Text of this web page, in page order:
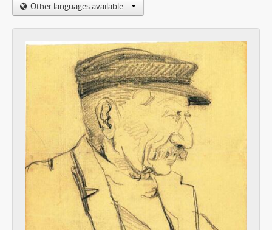
Other languages available